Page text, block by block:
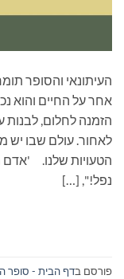
העיתונאי והסופר
אחר על החיים והוא
הזמנה לחלום,
לאחור. עולם שבו יש
הטעויות שלנו. 'אדם
נפל!", […]
פורסם בדף הבית - סופר